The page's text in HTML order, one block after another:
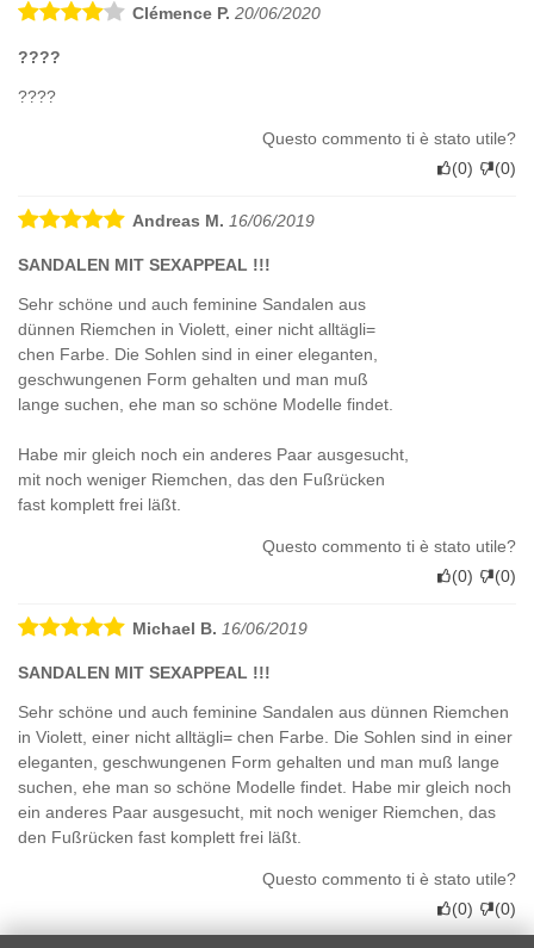
Clémence P. 20/06/2020
????
????
Questo commento ti è stato utile?
(0) (0)
Andreas M. 16/06/2019
SANDALEN MIT SEXAPPEAL !!!
Sehr schöne und auch feminine Sandalen aus
dünnen Riemchen in Violett, einer nicht alltägli=
chen Farbe. Die Sohlen sind in einer eleganten,
geschwungenen Form gehalten und man muß
lange suchen, ehe man so schöne Modelle findet.
Habe mir gleich noch ein anderes Paar ausgesucht,
mit noch weniger Riemchen, das den Fußrücken
fast komplett frei läßt.
Questo commento ti è stato utile?
(0) (0)
Michael B. 16/06/2019
SANDALEN MIT SEXAPPEAL !!!
Sehr schöne und auch feminine Sandalen aus dünnen Riemchen
in Violett, einer nicht alltägli= chen Farbe. Die Sohlen sind in einer
eleganten, geschwungenen Form gehalten und man muß lange
suchen, ehe man so schöne Modelle findet. Habe mir gleich noch
ein anderes Paar ausgesucht, mit noch weniger Riemchen, das
den Fußrücken fast komplett frei läßt.
Questo commento ti è stato utile?
(0) (0)